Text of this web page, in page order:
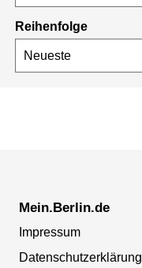
Reihenfolge
Mein.Berlin.de
Impressum
Datenschutzerklärung